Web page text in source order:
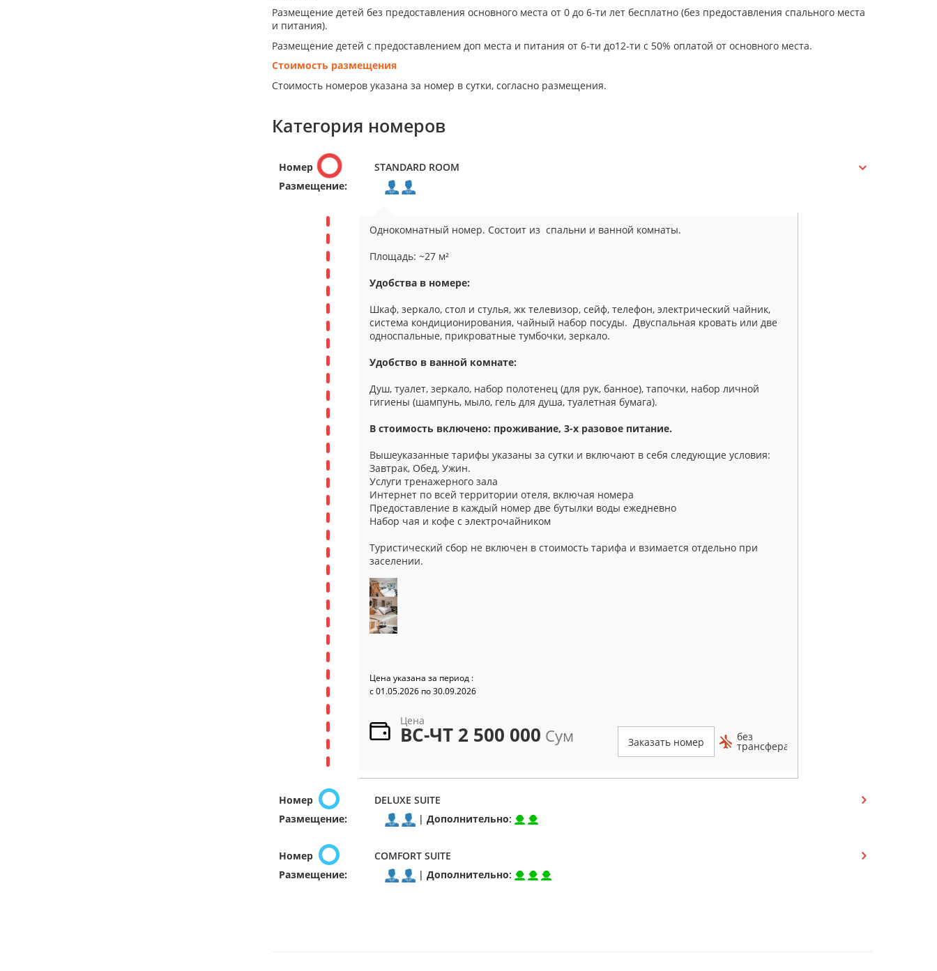
Размещение детей без предоставления основного места от 0 до 6-ти лет бесплатно (без предоставления спального места
и питания).
Размещение детей с предоставлением доп места и питания от 6-ти до12-ти с 50% оплатой от основного места.
Стоимость размещения
Стоимость номеров указана за номер в сутки, согласно размещения.
Категория номеров
Номер
STANDARD ROOM
Размещение:
Однокомнатный номер. Состоит из спальни и ванной комнаты.
Площадь: ~27 м²
Удобства в номере:
Шкаф, зеркало, стол и стулья, жк телевизор, сейф, телефон, электрический чайник,
система кондиционирования, чайный набор посуды. Двуспальная кровать или две
односпальные, прикроватные тумбочки, зеркало.
Удобство в ванной комнате:
Душ, туалет, зеркало, набор полотенец (для рук, банное), тапочки, набор личной
гигиены (шампунь, мыло, гель для душа, туалетная бумага).
В стоимость включено: проживание, 3-х разовое питание.
Вышеуказанные тарифы указаны за сутки и включают в себя следующие условия:
Завтрак, Обед, Ужин.
Услуги тренажерного зала
Интернет по всей территории отеля, включая номера
Предоставление в каждый номер две бутылки воды ежедневно
Набор чая и кофе с электрочайником
Туристический сбор не включен в стоимость тарифа и взимается отдельно при
заселении.
Цена указана за период :
c 01.05.2026 по 30.09.2026
Цена
ВС-ЧТ 2 500 000 Сум Заказать номер без
трансфера
Номер
DELUXE SUITE
Размещение:
| Дополнительно:
Номер
COMFORT SUITE
Размещение:
| Дополнительно: